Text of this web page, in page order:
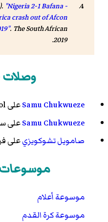
"Nigeria 2-1 Bafana -
crash out of Afcon
. The South African
2019
.
Samu Chukwuezeعلى BDFutbol
Samu Chukwuezeعلى
صامويل تشوكويزيعلى
موسوعة أعلام
موسوعة كرة القدم